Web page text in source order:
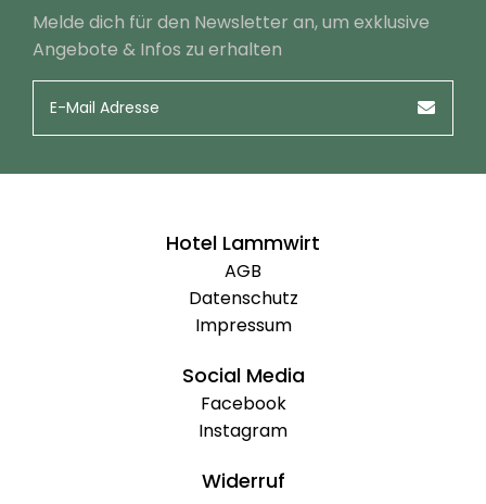
Melde dich für den Newsletter an, um exklusive
Angebote & Infos zu erhalten
Hotel Lammwirt
AGB
Datenschutz
Impressum
Social Media
Facebook
Instagram
Widerruf